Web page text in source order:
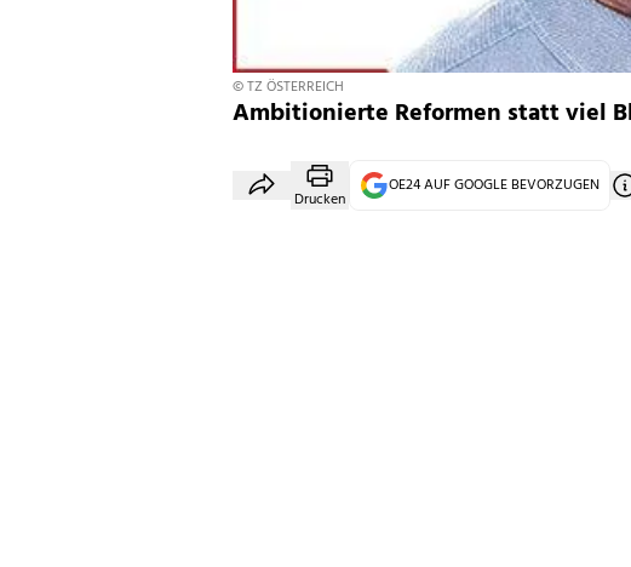
© TZ ÖSTERREICH
Ambitionierte Reformen statt viel
Drucken
OE24 AUF GOOGLE BEVORZUGEN